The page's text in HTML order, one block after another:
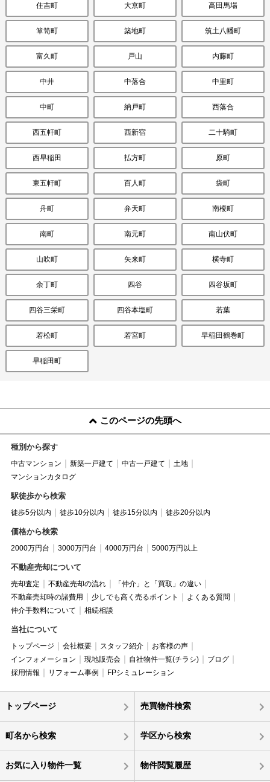
住吉町 大京町 高田馬場
箪笥町 築地町 筑土八幡町
富久町 戸山 内藤町
中井 中落合 中里町
中町 納戸町 西落合
西五軒町 西新宿 二十騎町
西早稲田 払方町 原町
東五軒町 百人町 袋町
舟町 弁天町 南榎町
南町 南元町 南山伏町
山吹町 矢来町 横寺町
余丁町 四谷 四谷坂町
四谷三栄町 四谷本塩町 若葉
若松町 若宮町 早稲田鶴巻町
早稲田町
このページの先頭へ
種別から探す
中古マンション 新築一戸建て 中古一戸建て
土地
マンションカタログ
駅徒歩から検索
徒歩5分以内 徒歩10分以内 徒歩15分以内 徒歩20分以内
価格から検索
2000万円台 3000万円台 4000万円台 5000万円以上
不動産売却について
売却査定 不動産売却の流れ
「仲介」と「買取」の違い
不動産売却時の諸費用
少しでも高く売るポイント
よくある質問
仲介手数料について
相続相談
当社について
トップページ 会社概要 スタッフ紹介
お客様の声
インフォメーション
現地販売会 自社物件一覧(チラシ)
ブログ
採用情報
リフォーム事例 FPシミュレーション
トップページ 売買物件検索
町名から検索 学区から検索
お気に入り物件一覧 物件閲覧履歴